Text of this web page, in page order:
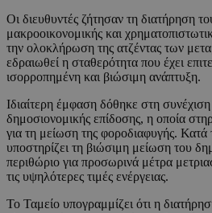
Οι διευθυντές ζήτησαν τη διατήρηση
μακροοικονομικής και
την ολοκλήρωση της ατζέντας των
εδραιωθεί η σταθερότητα που έχει
ισορροπημένη και βιώσιμη ανάπτυξη.
Ιδιαίτερη έμφαση δόθηκε στη συνέχιση
δημοσιονομικής επίδοσης, η οποία
για τη μείωση της φοροδιαφυγής.
υποστηρίζει τη βιώσιμη μείωση του
περιθώριο για προσωρινά μέτρα
τις υψηλότερες τιμές ενέργειας.
Το Ταμείο υπογραμμίζει ότι η